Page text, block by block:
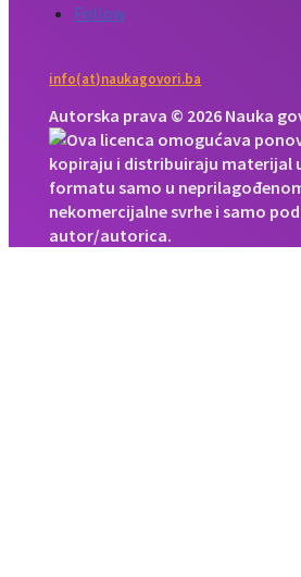
Follow
info(at)naukagovori.ba
Autorska prava © 2026 Nauka